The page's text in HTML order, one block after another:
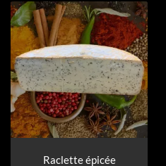
Raclette épicée